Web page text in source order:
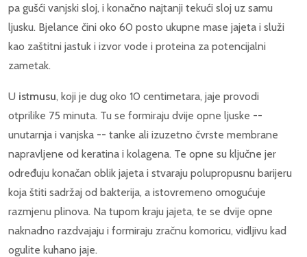
pa gušći vanjski sloj, i konačno najtanji tekući sloj uz samu
ljusku. Bjelance čini oko 60 posto ukupne mase jajeta i služi
kao zaštitni jastuk i izvor vode i proteina za potencijalni
zametak.
U istmusu, koji je dug oko 10 centimetara, jaje provodi
otprilike 75 minuta. Tu se formiraju dvije opne ljuske --
unutarnja i vanjska -- tanke ali izuzetno čvrste membrane
napravljene od keratina i kolagena. Te opne su ključne jer
određuju konačan oblik jajeta i stvaraju polupropusnu barijeru
koja štiti sadržaj od bakterija, a istovremeno omogućuje
razmjenu plinova. Na tupom kraju jajeta, te se dvije opne
naknadno razdvajaju i formiraju zračnu komoricu, vidljivu kad
ogulite kuhano jaje.